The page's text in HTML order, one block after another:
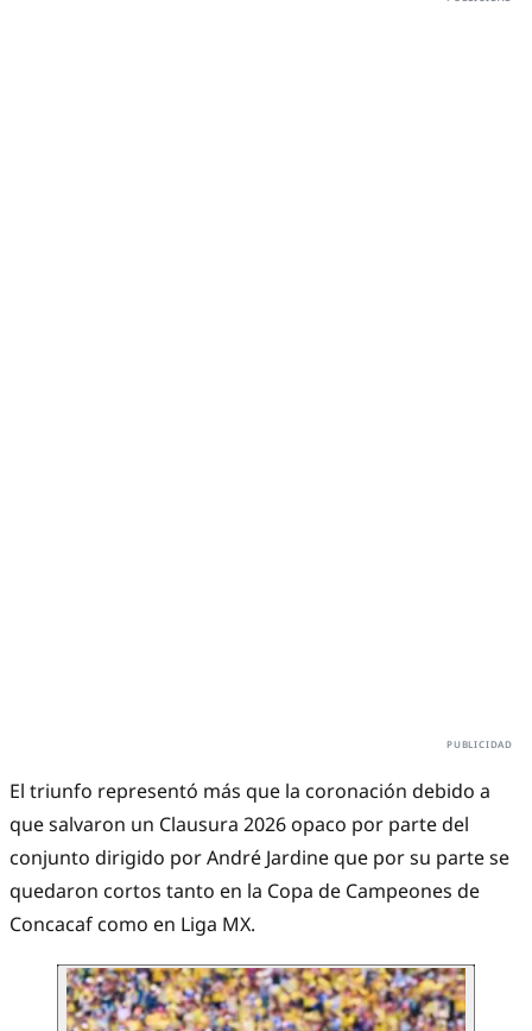
El triunfo representó más que la coronación debido a
que salvaron un Clausura 2026 opaco por parte del
conjunto dirigido por André Jardine que por su parte se
quedaron cortos tanto en la Copa de Campeones de
Concacaf como en Liga MX.